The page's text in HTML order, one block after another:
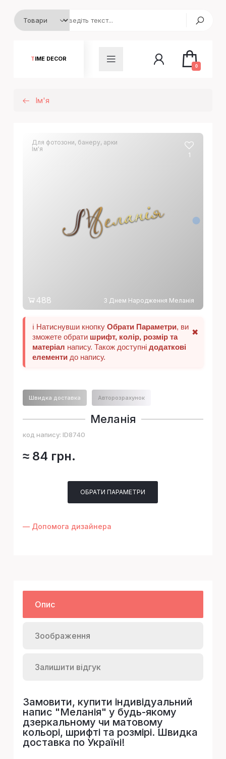
TIME DECOR
0
Ім'я
Меланія
Для фотозони, банеру, арки
Ім'я
З Днем Народження Меланія
1
488
✖
ℹ️ Натиснувши кнопку Обрати Параметри, ви
зможете обрати шрифт, колір, розмір та
матеріал напису. Також доступні додаткові
елементидо напису.
Швидка доставка Авторозрахунок
Меланія
код напису: ID8740
≈ 84 грн.
ОБРАТИ ПАРАМЕТРИ
— Допомога дизайнера
Опис
Зоображення
Залишити відгук
Замовити, купити індивідуальний
напис "Меланія" у будь-якому
дзеркальному чи матовому
кольорі, шрифті та розмірі. Швидка
доставка по Україні!